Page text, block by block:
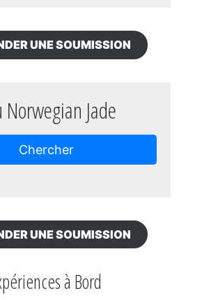
UNE SOUMISSION
Jade
Chercher
UNE SOUMISSION
à Bord